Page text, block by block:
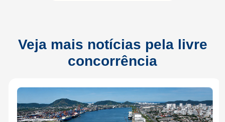
Veja mais notícias pela livre
concorrência